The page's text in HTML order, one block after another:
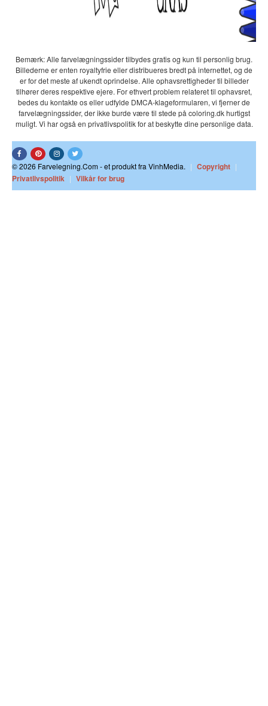
Bemærk: Alle farvelægningssider tilbydes gratis og kun til personlig brug.
Billederne er enten royaltyfrie eller distribueres bredt på internettet, og de
er for det meste af ukendt oprindelse. Alle ophavsrettigheder til billeder
tilhører deres respektive ejere. For ethvert problem relateret til ophavsret,
bedes du kontakte os eller udfylde DMCA-klageformularen, vi fjerner de
farvelægningssider, der ikke burde være til stede på coloring.dk hurtigst
muligt. Vi har også en privatlivspolitik for at beskytte dine personlige data.
© 2026 Farvelegning.Com - et produkt fra VinhMedia. | Copyright |
Privatlivspolitik | Vilkår for brug